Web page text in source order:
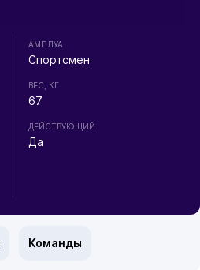
АМПЛУА
Спортсмен
ВЕС, КГ
67
ДЕЙСТВУЮЩИЙ
Да
Команды